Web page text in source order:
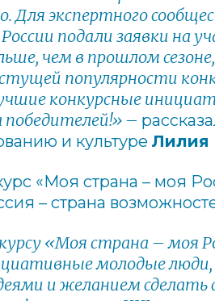
Для экспертного
подали заявки на
чем в прошлом
популярности
конкурсные
–
и культуре Лилия
«Моя страна – моя
– страна
«Моя страна – моя
молодые люди,
и желанием